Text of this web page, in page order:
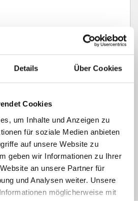
Details Über Cookies
Cookies
um Inhalte und Anzeigen zu
für soziale Medien anbieten
auf unsere Website zu
geben wir Informationen zu Ihrer
an unsere Partner für
und Analysen weiter. Unsere
möglicherweise mit
jederzeit für die Zukunft per E-Mail
widerrufen. *
Absenden